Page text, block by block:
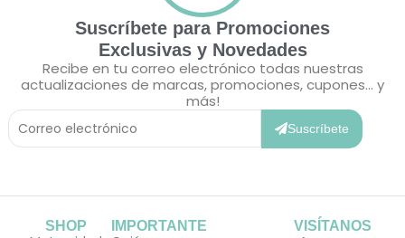
Suscríbete para Promociones
Exclusivas y Novedades
Recibe en tu correo electrónico todas nuestras
actualizaciones de marcas, promociones, cupones... y
más!
Correo
Electrónico
Suscríbete
SHOP IMPORTANTE VISÍTANOS